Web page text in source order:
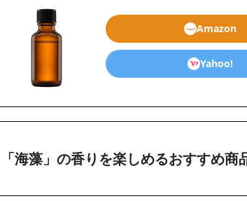
Amazon
Yahoo!
「海藻」の香りを楽しめるおすすめ商